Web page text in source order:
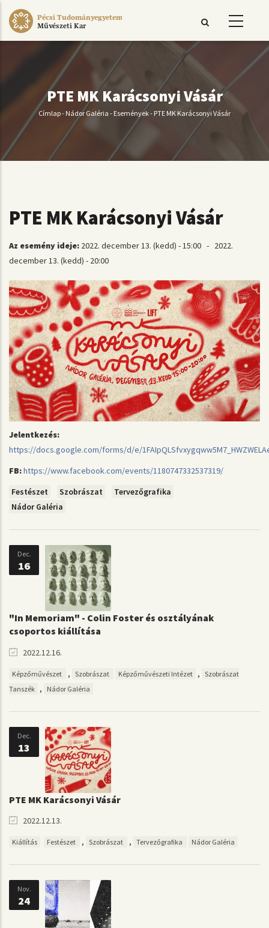
Ugrás
Pécsi Tudományegyetem
Művészeti Kar
PTE MK Karácsonyi Vásár
Morzsa
Címlap- Nádor Galéria - Események- PTE MK Karácsonyi Vásár
PTE MK Karácsonyi Vásár
Az esemény ideje: 2022. december 13. (kedd) - 15:00 - 2022.
december 13. (kedd) - 20:00
Jelentkezés:
https://docs.google.com/forms/d/e/
FB:https://www.facebook.com/events/1180747332537319/
Festészet
Szobrászat
Tervezőgrafika
Nádor Galéria
Dec.
16
"In Memoriam" - Colin Foster és osztályának
csoportos kiállítása
2022.12.16.
Képzőművészet , Szobrászat Képzőművészeti Intézet , Szobrászat
Tanszék , Nádor Galéria
Dec.
13
PTE MK Karácsonyi Vásár
2022.12.13.
Kiállítás Festészet , Szobrászat , Tervezőgrafika Nádor Galéria
Nov.
24